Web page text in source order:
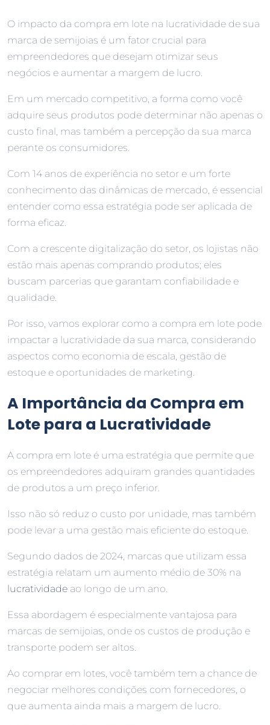
O impacto da compra em lote na lucratividade de sua
marca de semijoias é um fator crucial para
empreendedores que desejam otimizar seus
negócios e aumentar a margem de lucro.
Em um mercado competitivo, a forma como você
adquire seus produtos pode determinar não apenas o
custo final, mas também a percepção da sua marca
perante os consumidores.
Com 14 anos de experiência no setor e um forte
conhecimento das dinâmicas de mercado, é essencial
entender como essa estratégia pode ser aplicada de
forma eficaz.
Com a crescente digitalização do setor, os lojistas não
estão mais apenas comprando produtos; eles
buscam parcerias que garantam confiabilidade e
qualidade.
Por isso, vamos explorar como a compra em lote pode
impactar a lucratividade da sua marca, considerando
aspectos como economia de escala, gestão de
estoque e oportunidades de marketing.
A Importância da Compra em
Lote para a Lucratividade
A compra em lote é uma estratégia que permite que
os empreendedores adquiram grandes quantidades
de produtos a um preço inferior.
Isso não só reduz o custo por unidade, mas também
pode levar a uma gestão mais eficiente do estoque.
Segundo dados de 2024, marcas que utilizam essa
estratégia relatam um aumento médio de 30% na
lucratividade ao longo de um ano.
Essa abordagem é especialmente vantajosa para
marcas de semijoias, onde os custos de produção e
transporte podem ser altos.
Ao comprar em lotes, você também tem a chance de
negociar melhores condições com fornecedores, o
que aumenta ainda mais a margem de lucro.